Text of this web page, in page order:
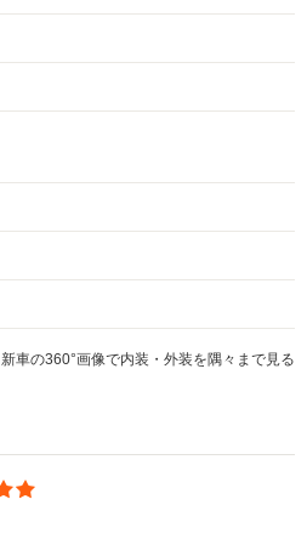
新車の360°画像で内装・外装を隅々まで見る